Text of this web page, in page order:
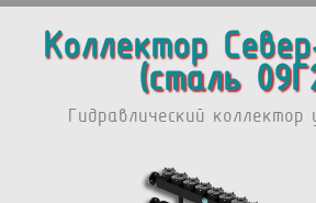
Коллектор
(сталь
Гидравлический коллектор